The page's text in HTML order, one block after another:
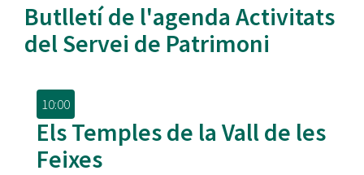
Butlletí de l'agenda Activitats
del Servei de Patrimoni
10:00
Els Temples de la Vall de les
Feixes